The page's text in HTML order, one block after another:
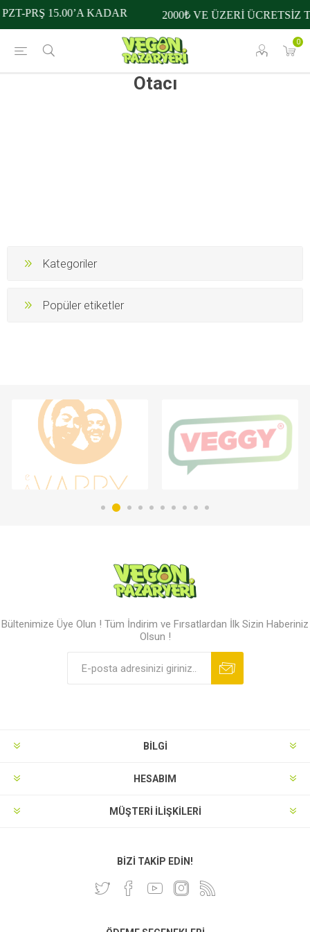
0
PRŞ 15.00’A KADAR 2000₺ VE ÜZERİ ÜCRETSİZ
Otacı
Kategoriler
Popüler etiketler
Bültenimize Üye Olun ! Tüm İndirim ve Fırsatlardan İlk Sizin Haberiniz
Olsun !
BILGI
HESABIM
MÜŞTERI İLIŞKILERI
BIZI TAKIP EDIN!